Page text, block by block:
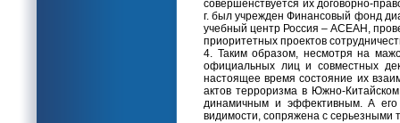
совершенствуется их договорно-
г. был учрежден Финансовый фонд
учебный центр Россия – АСЕАН,
приоритетных проектов
4. Таким образом, несмотря на
официальных лиц и совместных
настоящее время состояние их
актов терроризма в Южно-
динамичным и эффективным. А его
видимости, сопряжена с серьезными